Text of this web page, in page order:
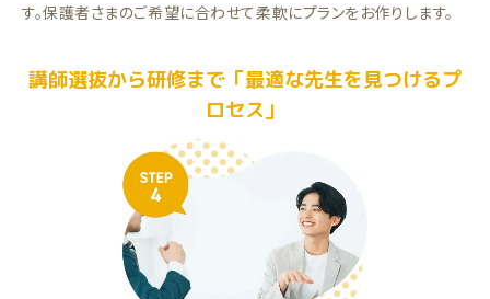
す。保護者さまのご希望に合わせて柔軟にプランをお作りします。
講師選抜から研修まで「最適な先生を見つけるプ
ロセス」